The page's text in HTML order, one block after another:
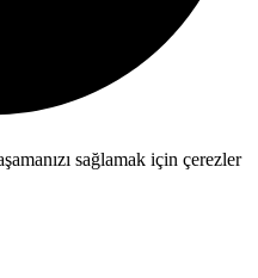
sağlamak için çerezler